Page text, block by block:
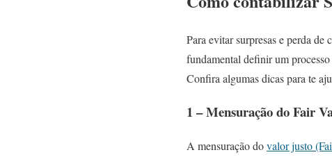
Para evitar surpresas e perda
fundamental definir um
Confira algumas dicas para te
1 – Mensuração do Fair
A mensuração dovalor justo